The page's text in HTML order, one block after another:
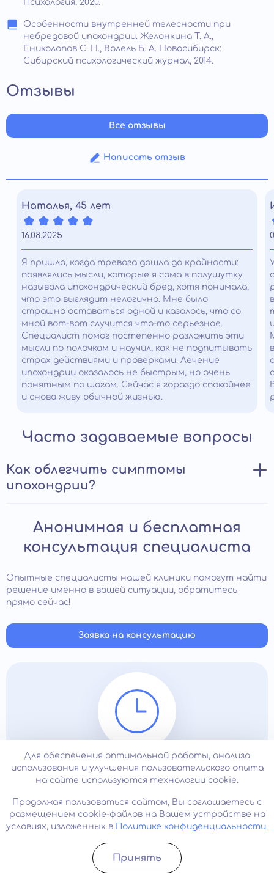
Психология, 2020.
Особенности внутренней телесности при
небредовой ипохондрии. Желонкина Т. А.,
Ениколопов С. Н., Волель Б. А. Новосибирск:
Сибирский психологический журнал, 2014.
Отзывы
Написать отзыв
Все отзывы
Наталья, 45 лет
16.08.2025
Я пришла, когда тревога дошла до крайности:
появлялись мысли, которые я сама в полушутку
называла ипохондрический бред, хотя понимала,
что это выглядит нелогично. Мне было
страшно оставаться одной и казалось, что со
мной вот-вот случится что-то серьезное.
Специалист помог постепенно разложить эти
мысли по полочкам и научил, как не подпитывать
страх действиями и проверками. Лечение
ипохондрии оказалось не быстрым, но очень
понятным по шагам. Сейчас я гораздо спокойнее
и снова живу обычной жизнью.
Часто задаваемые вопросы
Как облегчить симптомы
ипохондрии?
самостоятельно облегчить свое состояние.
физические нагрузки, хобби, общение с друзьями.
практиками, направленными на повышения контроля
негативных мыслей и эмоций, йога. Рекомендуется
избегать информацию, связанную с заболеваниями,
о своем здоровье мешает полноценной жизни,
необходимо обратиться к врачу.
Анонимная и бесплатная
консультация специалиста
Опытные специалисты нашей клиники помогут найти
решение именно в вашей ситуации, обратитесь
прямо сейчас!
Заявка на консультацию
24/7
Наша клиника работает круглосуточно
Записатьcя
Для обеспечения оптимальной работы, анализа
использования и улучшения пользовательского опыта
на сайте используются технологии cookie.
Продолжая пользоваться сайтом, Вы соглашаетесь с
размещением cookie-файлов на Вашем устройстве на
условиях, изложенных в
Политике конфиденциальности.
Принять